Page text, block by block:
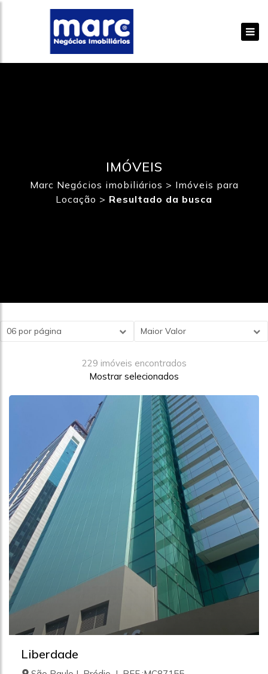
IMÓVEIS
Marc Negócios imobiliários > Imóveis para
Locação > Resultado da busca
Maior Valor
06 por página
229 imóveis encontrados
Mostrar selecionados
Liberdade